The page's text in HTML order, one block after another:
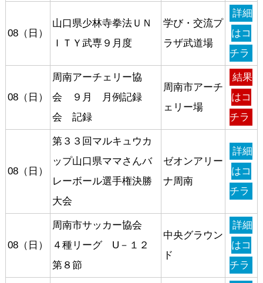
08（日）
山口県少林寺拳法ＵＮ
ＩＴＹ武専９月度
学び・交流プ
ラザ武道場
詳細
はコ
チラ
08（日）
周南アーチェリー協
会 ９月 月例記録
会 記録
周南市アーチ
ェリー場
結果
はコ
チラ
08（日）
第３３回マルキュウカ
ップ山口県ママさんバ
レーボール選手権決勝
大会
ゼオンアリー
ナ周南
詳細
はコ
チラ
08（日）
周南市サッカー協会
４種リーグ U－１２
第８節
中央グラウン
ド
詳細
はコ
チラ